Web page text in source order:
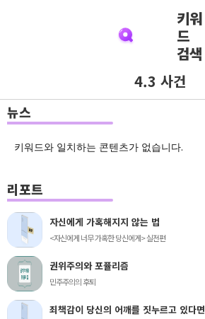
키워
드
검색
4.3 사건
뉴스
키워드와 일치하는 콘텐츠가 없습니다.
리포트
자신에게 가혹해지지 않는 법
<자신에게 너무 가혹한 당신에게> 실전편
권위주의와 포퓰리즘
민주주의의 후퇴
죄책감이 당신의 어깨를 짓누르고 있다면